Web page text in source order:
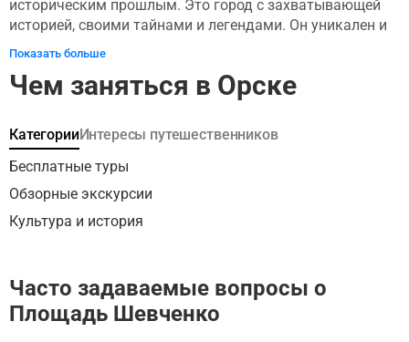
историческим прошлым. Это город с захватывающей
историей, своими тайнами и легендами. Он уникален и
славен историческими личностями, и сегодня в нем
Прогулка начнется с центра города, у Орского историко-
краеведческого музея, который является самым
современным музеем Оренбургской области. Вы
познакомитесь с историей города у ДК Нефтехимиков и
школы №8, которая известна не только своими
выпускниками, но и их подвигами во время Великой
Отечественной войны. Вы увидите необычные
постройки довоенного времени, и прогуляетесь до
сторону Орска с огромными красочными рисунками на
фасадах домов. Не упустите из виду необычный
памятник орскому пирожку, попробуете мороженое
Показать больше
Чем заняться в Орске
КатегорииИнтересы путешественников
Бесплатные туры
Обзорные экскурсии
Культура и история
Часто задаваемые вопросы о
Площадь Шевченко